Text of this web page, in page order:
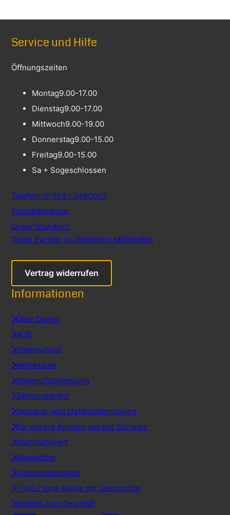
Service und Hilfe
Öffnungszeiten
Montag9.00-17.00
Dienstag9.00-17.00
Mittwoch9.00-19.00
Donnerstag9.00-15.00
Freitag9.00-15.00
Sa + Sogeschlossen
Telefon: 07556 / 3490023
Kontaktformular
Unser Standort:
Thule Partner in Uhldingen-Mühlhofen
Vertrag widerrufen
Informationen
Über Dioma
AGB
Datenschutz
Impressum
Widerrufsbelehrung
Zahlungsarten
Versand- und Lieferbedingungen
Für unsere Kunden aus der Schweiz
Nachhaltigkeit
Newsletter
Videoanleitungen
THULE eine Marke mit Geschichte
Anfahrt zum Geschäft